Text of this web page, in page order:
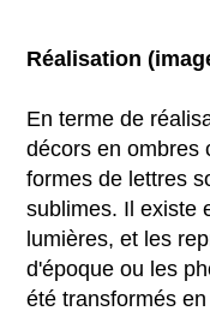
Réalisation
En terme de
décors en ombres
formes de lettres
sublimes. Il existe
lumières, et les
d'époque ou les
été transformés